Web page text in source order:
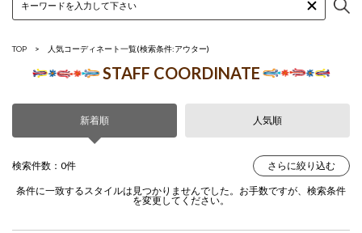
TOP 人気コーディネート一覧(検索条件:アウター)
STAFF COORDINATE
新着順 人気順
検索件数：0件 さらに絞り込む
条件に一致するスタイルは見つかりませんでした。お手数ですが、検索条件
を変更してください。